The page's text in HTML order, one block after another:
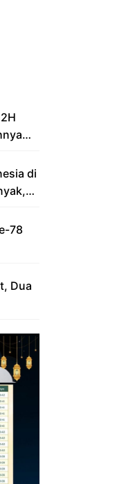
di
78
Dua